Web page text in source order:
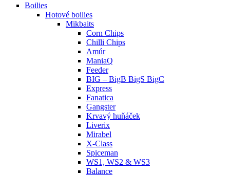
Boilies
Hotové boilies
Mikbaits
Corn Chips
Chilli Chips
Amúr
ManiaQ
Feeder
BIG – BigB BigS BigC
Express
Fanatica
Gangster
Krvavý huňáček
Liverix
Mirabel
X-Class
Spiceman
WS1, WS2 & WS3
Balance